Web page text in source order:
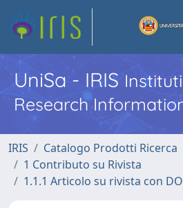
UniSa - IRIS
Research
IRIS
Catalogo Prodotti Ricerca
1 Contributo su Rivista
1.1.1 Articolo su rivista con